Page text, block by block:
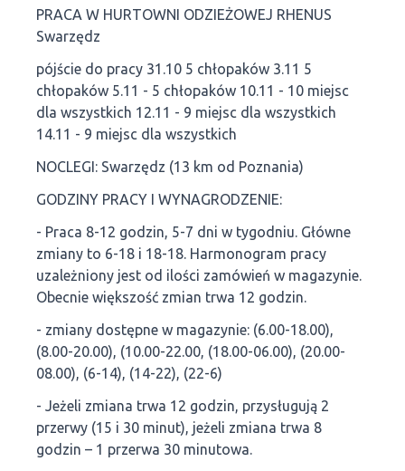
PRACA W HURTOWNI ODZIEŻOWEJ RHENUS
Swarzędz
pójście do pracy 31.10 5 chłopaków 3.11 5
chłopaków 5.11 - 5 chłopaków 10.11 - 10 miejsc
dla wszystkich 12.11 - 9 miejsc dla wszystkich
14.11 - 9 miejsc dla wszystkich
NOCLEGI: Swarzędz (13 km od Poznania)
GODZINY PRACY I WYNAGRODZENIE:
- Praca 8-12 godzin, 5-7 dni w tygodniu. Główne
zmiany to 6-18 i 18-18. Harmonogram pracy
uzależniony jest od ilości zamówień w magazynie.
Obecnie większość zmian trwa 12 godzin.
- zmiany dostępne w magazynie: (6.00-18.00),
(8.00-20.00), (10.00-22.00, (18.00-06.00), (20.00-
08.00), (6-14), (14-22), (22-6)
- Jeżeli zmiana trwa 12 godzin, przysługują 2
przerwy (15 i 30 minut), jeżeli zmiana trwa 8
godzin – 1 przerwa 30 minutowa.